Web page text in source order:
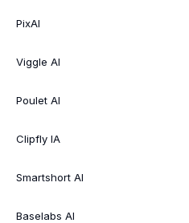
PixAI
Viggle AI
Poulet AI
Clipfly IA
Smartshort AI
Baselabs AI